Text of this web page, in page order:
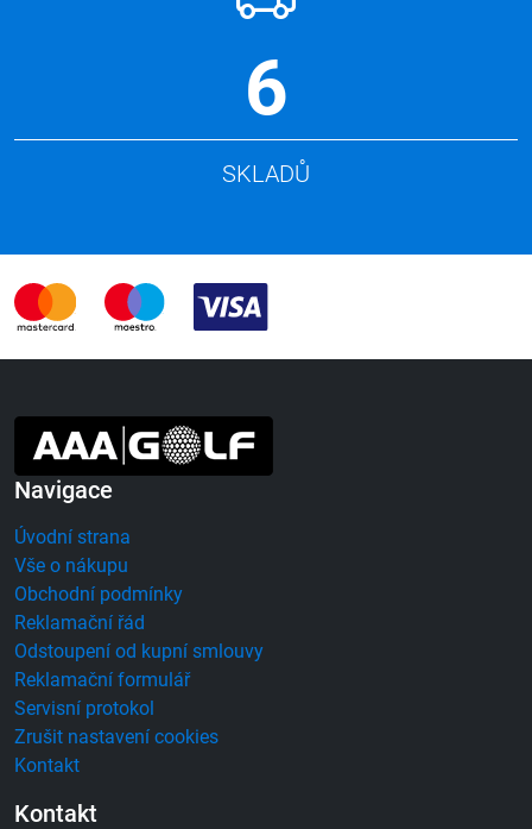
6
SKLADŮ
Navigace
Úvodní strana
Vše o nákupu
Obchodní podmínky
Reklamační řád
Odstoupení od kupní smlouvy
Reklamační formulář
Servisní protokol
Zrušit nastavení cookies
Kontakt
Kontakt